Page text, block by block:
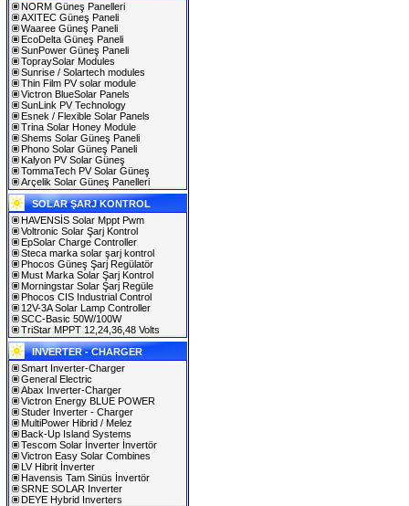
NORM Güneş Panelleri
AXITEC Güneş Paneli
Waaree Güneş Paneli
EcoDelta Güneş Paneli
SunPower Güneş Paneli
TopraySolar Modules
Sunrise / Solartech modules
Thin Film PV solar module
Victron BlueSolar Panels
SunLink PV Technology
Esnek / Flexible Solar Panels
Trina Solar Honey Module
Shems Solar Güneş Paneli
Phono Solar Güneş Paneli
Kalyon PV Solar Güneş
TommaTech PV Solar Güneş
Arçelik Solar Güneş Panelleri
SOLAR ŞARJ KONTROL
HAVENSİS Solar Mppt Pwm
Voltronic Solar Şarj Kontrol
EpSolar Charge Controller
Steca marka solar şarj kontrol
Phocos Güneş Şarj Regülatör
Must Marka Solar Şarj Kontrol
Morningstar Solar Şarj Regüle
Phocos CIS Industrial Control
12V-3A Solar Lamp Controller
SCC-Basic 50W/100W
TriStar MPPT 12,24,36,48 Volts
INVERTER - CHARGER
Smart Inverter-Charger
General Electric
Abax Inverter-Charger
Victron Energy BLUE POWER
Studer Inverter - Charger
MultiPower Hibrid / Melez
Back-Up Island Systems
Tescom Solar İnverter İnvertör
Victron Easy Solar Combines
LV Hibrit İnverter
Havensis Tam Sinüs İnvertör
SRNE SOLAR Inverter
DEYE Hybrid Inverters